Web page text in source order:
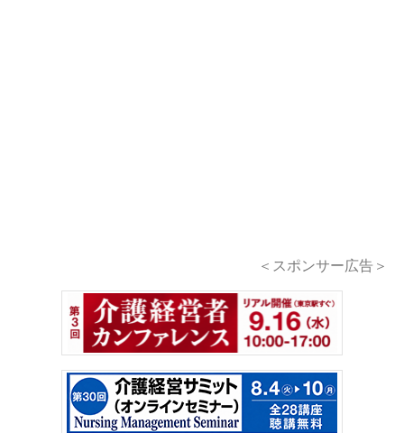
＜スポンサー広告＞